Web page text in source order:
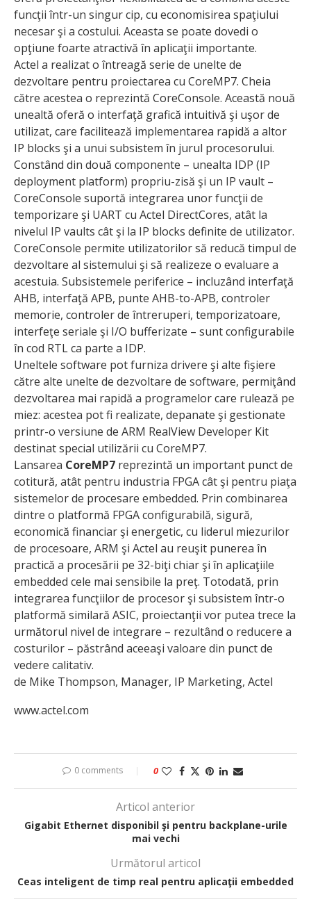
funcţii într-un singur cip, cu economisirea spaţiului
necesar şi a costului. Aceasta se poate dovedi o
opţiune foarte atractivă în aplicaţii importante.
Actel a realizat o întreagă serie de unelte de
dezvoltare pentru proiectarea cu CoreMP7. Cheia
către acestea o reprezintă CoreConsole. Această nouă
unealtă oferă o interfaţă grafică intuitivă şi uşor de
utilizat, care facilitează implementarea rapidă a altor
IP blocks şi a unui subsistem în jurul procesorului.
Constând din două componente – unealta IDP (IP
deployment platform) propriu-zisă şi un IP vault –
CoreConsole suportă integrarea unor funcţii de
temporizare şi UART cu Actel DirectCores, atât la
nivelul IP vaults cât şi la IP blocks definite de utilizator.
CoreConsole permite utilizatorilor să reducă timpul de
dezvoltare al sistemului şi să realizeze o evaluare a
acestuia. Subsistemele periferice – incluzând interfaţă
AHB, interfaţă APB, punte AHB-to-APB, controler
memorie, controler de întreruperi, temporizatoare,
interfeţe seriale şi I/O bufferizate – sunt configurabile
în cod RTL ca parte a IDP.
Uneltele software pot furniza drivere şi alte fişiere
către alte unelte de dezvoltare de software, permiţând
dezvoltarea mai rapidă a programelor care rulează pe
miez: acestea pot fi realizate, depanate şi gestionate
printr-o versiune de ARM RealView Developer Kit
destinat special utilizării cu CoreMP7.
Lansarea CoreMP7 reprezintă un important punct de
cotitură, atât pentru industria FPGA cât şi pentru piaţa
sistemelor de procesare embedded. Prin combinarea
dintre o platformă FPGA configurabilă, sigură,
economică financiar şi energetic, cu liderul miezurilor
de procesoare, ARM şi Actel au reuşit punerea în
practică a procesării pe 32-biţi chiar şi în aplicaţiile
embedded cele mai sensibile la preţ. Totodată, prin
integrarea funcţiilor de procesor şi subsistem într-o
platformă similară ASIC, proiectanţii vor putea trece la
următorul nivel de integrare – rezultând o reducere a
costurilor – păstrând aceeaşi valoare din punct de
vedere calitativ.
de Mike Thompson, Manager, IP Marketing, Actel
www.actel.com
0 comments 0
Articol anterior
Gigabit Ethernet disponibil şi pentru backplane-urile
mai vechi
Următorul articol
Ceas inteligent de timp real pentru aplicaţii embedded